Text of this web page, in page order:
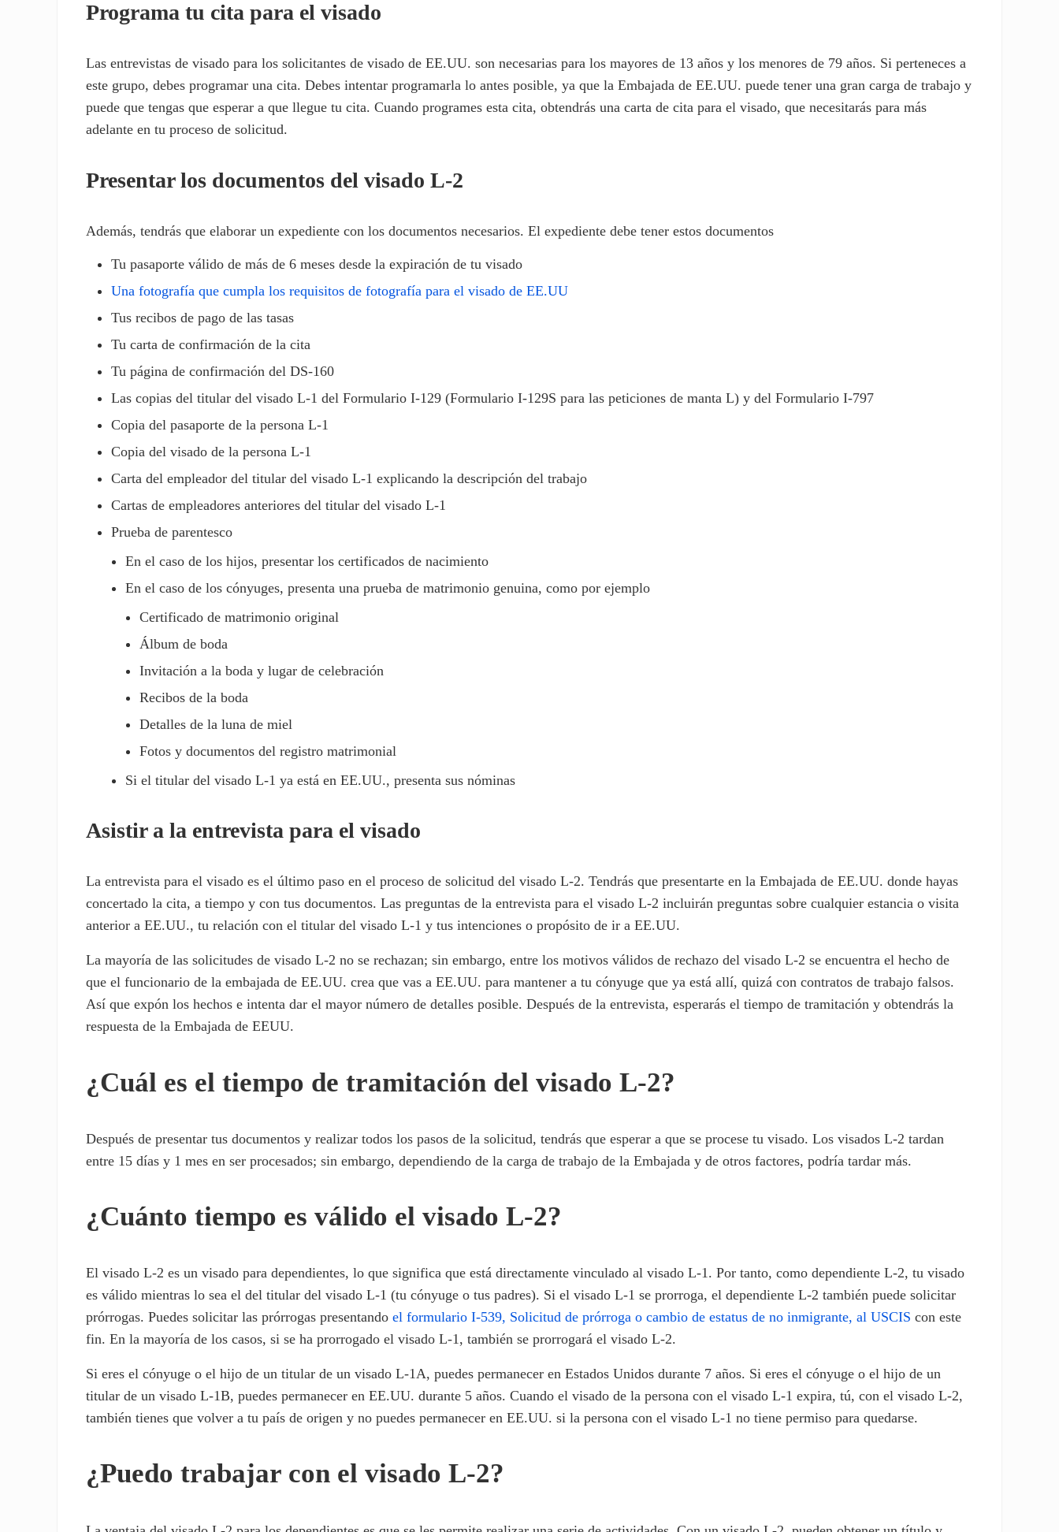
Programa tu cita para el visado
Las entrevistas de visado para los solicitantes de visado de EE.UU. son necesarias para los mayores de 13 años y los menores de 79 años. Si perteneces a
este grupo, debes programar una cita. Debes intentar programarla lo antes posible, ya que la Embajada de EE.UU. puede tener una gran carga de trabajo y
puede que tengas que esperar a que llegue tu cita. Cuando programes esta cita, obtendrás una carta de cita para el visado, que necesitarás para más
adelante en tu proceso de solicitud.
Presentar los documentos del visado L-2
Además, tendrás que elaborar un expediente con los documentos necesarios. El expediente debe tener estos documentos
Tu pasaporte válido de más de 6 meses desde la expiración de tu visado
Una fotografía que cumpla los requisitos de fotografía para el visado de EE.UU
Tus recibos de pago de las tasas
Tu carta de confirmación de la cita
Tu página de confirmación del DS-160
Las copias del titular del visado L-1 del Formulario I-129 (Formulario I-129S para las peticiones de manta L) y del Formulario I-797
Copia del pasaporte de la persona L-1
Copia del visado de la persona L-1
Carta del empleador del titular del visado L-1 explicando la descripción del trabajo
Cartas de empleadores anteriores del titular del visado L-1
Prueba de parentesco
En el caso de los hijos, presentar los certificados de nacimiento
En el caso de los cónyuges, presenta una prueba de matrimonio genuina, como por ejemplo
Certificado de matrimonio original
Álbum de boda
Invitación a la boda y lugar de celebración
Recibos de la boda
Detalles de la luna de miel
Fotos y documentos del registro matrimonial
Si el titular del visado L-1 ya está en EE.UU., presenta sus nóminas
Asistir a la entrevista para el visado
La entrevista para el visado es el último paso en el proceso de solicitud del visado L-2. Tendrás que presentarte en la Embajada de EE.UU. donde hayas
concertado la cita, a tiempo y con tus documentos. Las preguntas de la entrevista para el visado L-2 incluirán preguntas sobre cualquier estancia o visita
anterior a EE.UU., tu relación con el titular del visado L-1 y tus intenciones o propósito de ir a EE.UU.
La mayoría de las solicitudes de visado L-2 no se rechazan; sin embargo, entre los motivos válidos de rechazo del visado L-2 se encuentra el hecho de
que el funcionario de la embajada de EE.UU. crea que vas a EE.UU. para mantener a tu cónyuge que ya está allí, quizá con contratos de trabajo falsos.
Así que expón los hechos e intenta dar el mayor número de detalles posible. Después de la entrevista, esperarás el tiempo de tramitación y obtendrás la
respuesta de la Embajada de EEUU.
¿Cuál es el tiempo de tramitación del visado L-2?
Después de presentar tus documentos y realizar todos los pasos de la solicitud, tendrás que esperar a que se procese tu visado. Los visados L-2 tardan
entre 15 días y 1 mes en ser procesados; sin embargo, dependiendo de la carga de trabajo de la Embajada y de otros factores, podría tardar más.
¿Cuánto tiempo es válido el visado L-2?
El visado L-2 es un visado para dependientes, lo que significa que está directamente vinculado al visado L-1. Por tanto, como dependiente L-2, tu visado
es válido mientras lo sea el del titular del visado L-1 (tu cónyuge o tus padres). Si el visado L-1 se prorroga, el dependiente L-2 también puede solicitar
prórrogas. Puedes solicitar las prórrogas presentandoel formulario I-539, Solicitud de prórroga o cambio de estatus de no inmigrante, al USCIS con este
fin. En la mayoría de los casos, si se ha prorrogado el visado L-1, también se prorrogará el visado L-2.
Si eres el cónyuge o el hijo de un titular de un visado L-1A, puedes permanecer en Estados Unidos durante 7 años. Si eres el cónyuge o el hijo de un
titular de un visado L-1B, puedes permanecer en EE.UU. durante 5 años. Cuando el visado de la persona con el visado L-1 expira, tú, con el visado L-2,
también tienes que volver a tu país de origen y no puedes permanecer en EE.UU. si la persona con el visado L-1 no tiene permiso para quedarse.
¿Puedo trabajar con el visado L-2?